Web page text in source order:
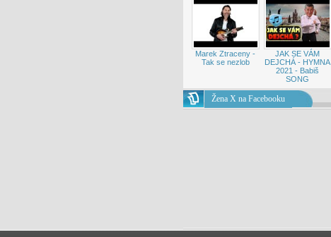
JAK SE VÁM
DEJCHÁ - HYMNA
2021 - Babiš
SONG
Marek Ztraceny -
Tak se nezlob
Žena X na Facebooku